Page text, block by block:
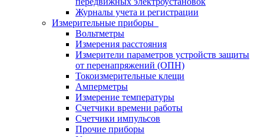
Журналы учета и регистрации
Измерительные приборы
Вольтметры
Измерения расстояния
Измерители параметров устройств защиты
от перенапряжений (ОПН)
Токоизмерительные клещи
Амперметры
Измерение температуры
Счетчики времени работы
Счетчики импульсов
Прочие приборы